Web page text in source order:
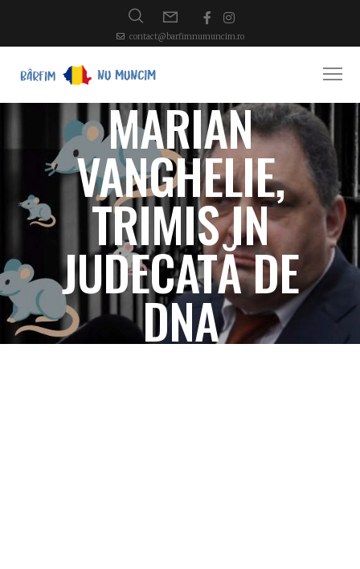
contact@barfimnumuncim.ro
MARIAN
VANGHELIE,
TRIMIS IN
JUDECATĂ DE
DNA